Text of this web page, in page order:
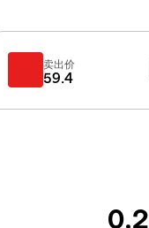
卖出价
59.4
0.2